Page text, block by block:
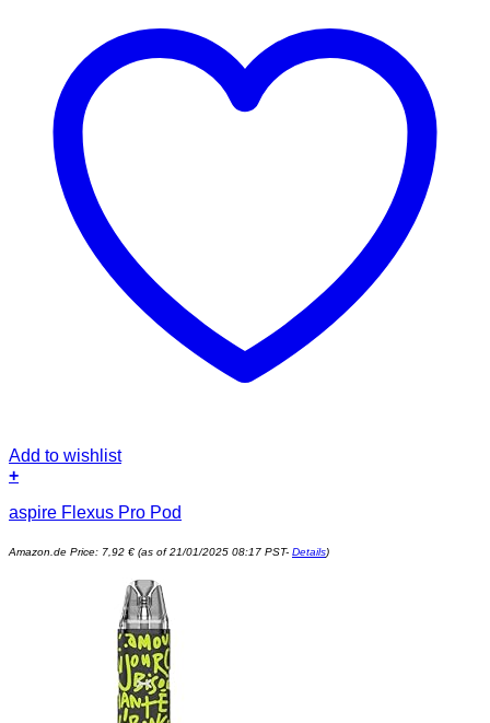
Add to wishlist
+
aspire Flexus Pro Pod
Amazon.de Price: 7,92 € (as of 21/01/2025 08:17 PST- Details)